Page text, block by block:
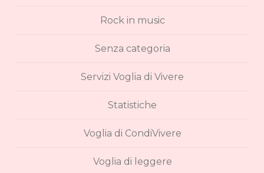
Rock in music
Senza categoria
Servizi Voglia di Vivere
Statistiche
Voglia di CondiVivere
Voglia di leggere